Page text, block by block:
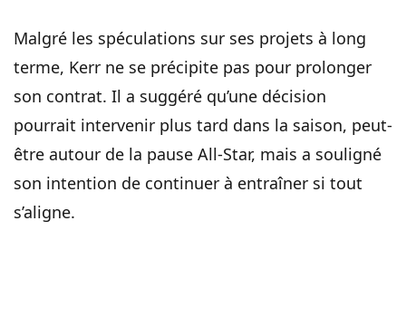
Malgré les spéculations sur ses projets à long
terme, Kerr ne se précipite pas pour prolonger
son contrat. Il a suggéré qu’une décision
pourrait intervenir plus tard dans la saison, peut-
être autour de la pause All-Star, mais a souligné
son intention de continuer à entraîner si tout
s’aligne.